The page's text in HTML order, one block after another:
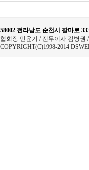
58002 전라남도 순천시 팔마로
협회장 민윤기 / 전무이사 김병권
COPYRIGHT(C)1998-2014